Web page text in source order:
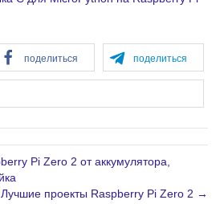
поделиться поделиться
Pi Zero 2 от аккумулятора,
Лучшие проекты Raspberry Pi Zero 2 →